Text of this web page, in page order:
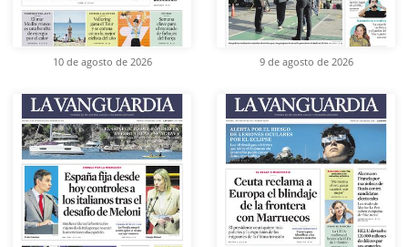
10 de agosto de 2026 9 de agosto de 2026